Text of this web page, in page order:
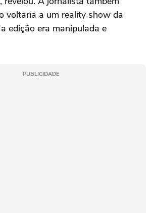
voltaria a um reality show da
edição era manipulada e
PUBLICIDADE